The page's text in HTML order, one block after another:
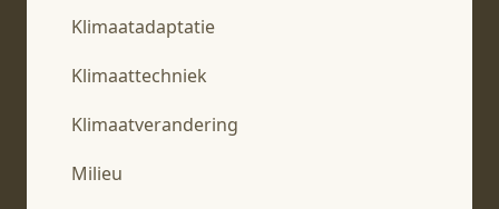
Klimaatadaptatie
Klimaattechniek
Klimaatverandering
Milieu